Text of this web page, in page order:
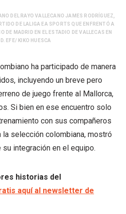
DEL RAYO VALLECANO JAMES RODRÍGUEZ,
DE LALIGA EA SPORTS QUE ENFRENTÓ A
DE MADRID EN EL ESTADIO DE VALLECAS EN
EFE/ KIKO HUESCA
ha participado de manera
incluyendo un breve pero
de juego frente al Mallorca,
Si bien en ese encuentro solo
con sus compañeros
selección colombiana, mostró
integración en el equipo.
historias del
aquí al newsletter de